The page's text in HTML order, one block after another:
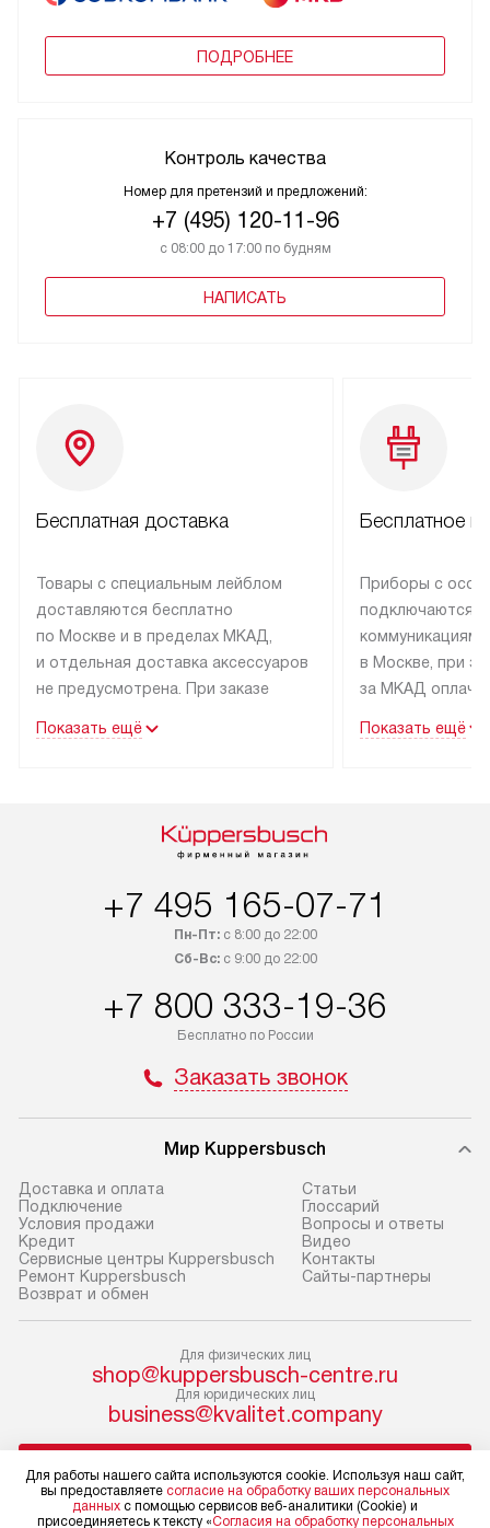
ПОДРОБНЕЕ
Контроль качества
Номер для претензий и предложений:
+7 (495) 120-11-96
с 08:00 до 17:00 по будням
НАПИСАТЬ
Бесплатная доставка
Товары с специальным лейблом
доставляются бесплатно
по Москве и в пределах МКАД,
и отдельная доставка аксессуаров
не предусмотрена. При заказе
рекомендуем обсудить
быть отправлены покупателю
интересен товар «Под заказ»,
обсудите возможность его
приобретения с менеджером сайта.
доставляются бесплатно
по Москве в пределах МКАД,
не предусмотрена.
доставки доставит упакованный
Если необходимо переместить
прибор до места установки,
пожалуйста, предварительно
уточните это с менеджером.
учитывать, что если размеры
прибора не позволяют ему пройти
через дверной проем, сотрудники
транспортной службы не могут
демонтировать дверцы, ручки или
другие выступающие элементы, так
как это может привести к отказу
Показать ещё
Бесплатное
Приборы с
подключаются к
коммуникациям
в Москве, при
за МКАД
партнера
по монтажу
материалы.
Готовые
предполагают,
от категории,
установленной
разблокировку
соединение
монтаж техники
на место с
подключение к
Показать ещё
+7 495 165-07-71
Пн-Пт:с 8:00 до 22:00
Сб-Вс:с 9:00 до 22:00
+7 800 333-19-36
Бесплатно по России
Заказать звонок
Мир Kuppersbusch
Доставка и оплата
Подключение
Условия продажи
Кредит
Сервисные центры Kuppersbusch
Ремонт Kuppersbusch
Возврат и обмен
Cтатьи
Глоссарий
Вопросы и ответы
Видео
Контакты
Сайты-партнеры
Для физических лиц
shop@kuppersbusch-centre.ru
Для юридических лиц
business@kvalitet.company
Политика конфиденциальности
Для работы нашего сайта используются cookie. Используя наш сайт,
вы предоставляете согласие на обработку ваших персональных
данных с помощью сервисов веб-аналитики (Cookie) и
присоединяетесь к тексту «Согласия на обработку персональных